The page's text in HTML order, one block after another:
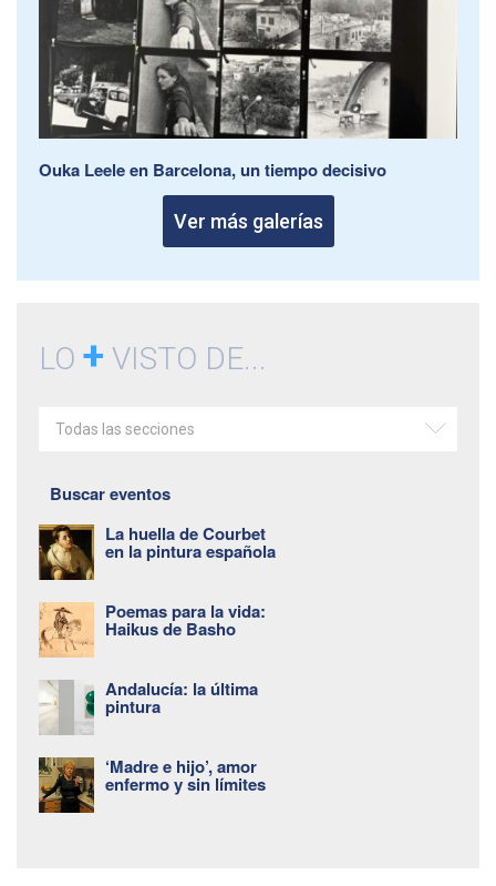
Ouka Leele en Barcelona, un tiempo decisivo
Ver más galerías
LO + VISTO DE...
Todas las secciones
Buscar eventos
La huella de Courbet
en la pintura española
Poemas para la vida:
Haikus de Basho
Andalucía: la última
pintura
‘Madre e hijo’, amor
enfermo y sin límites